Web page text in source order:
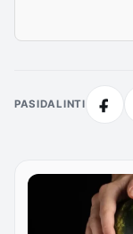
PASIDALINTI